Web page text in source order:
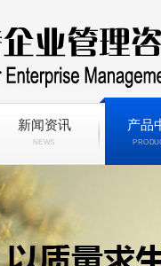
新闻资讯
NEWS
产品